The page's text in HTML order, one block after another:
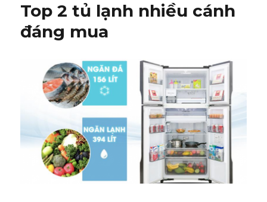
khi
mua
tủ
cao
cấp
phù
hợp
đình
Top 2 tủ lạnh nhiều cánh
đáng mua